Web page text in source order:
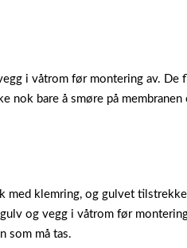
i våtrom før montering av. De
nok bare å smøre på
med klemring, og gulvet
og vegg i våtrom før
som må tas.